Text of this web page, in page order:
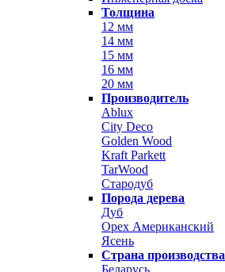
Толщина
12 мм
14 мм
15 мм
16 мм
20 мм
Производитель
Ablux
City Deco
Golden Wood
Kraft Parkett
TarWood
Стародуб
Порода дерева
Дуб
Орех Американский
Ясень
Страна производства